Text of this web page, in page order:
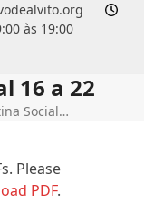
às 19:00
16 a 22
Social…
Please
PDF.